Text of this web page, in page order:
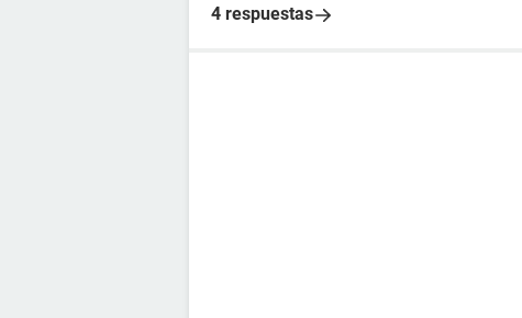
4 respuestas